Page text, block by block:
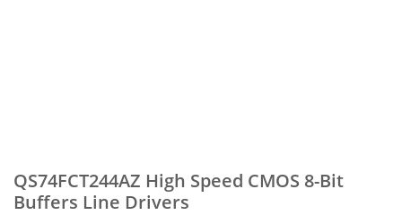
QS74FCT244AZ High Speed CMOS 8-Bit
Buffers Line Drivers